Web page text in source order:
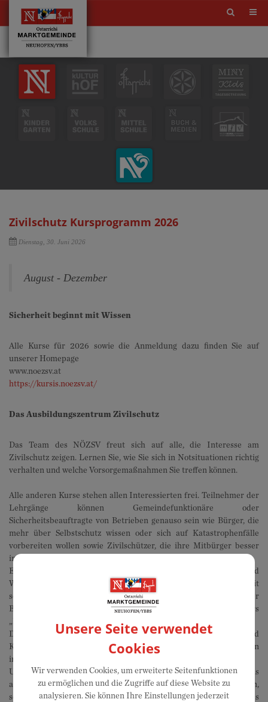
Site
Zivilschutz Kursprogramm 2026
Dienstag, 30. Juni 2026
August - Dezember
Sicherheit beginnt mit Wissen
Alle Kurse für 2026 sowie die Anmeldung dazu finden Sie auf
unserer Homepage
www.noezsv.at
https://kursis.noezsv.at/
Das Ausbildungszentrum Zivilschutz
Das Team des NÖZSV freut sich auf alle, die Interesse am
Zivilschutz zeigen. Lernen Sie, wie Sie sich in Notsituationen richtig
verhalten und welche Vorsorgemaßnahmen Sie treffen können.
Alle anderen Kurse stehen allen Interessierten frei. Teilnehmer der
Lehrgänge können Gemeindefunktionäre oder
Sicherheitsbeauftragte von Betrieben genauso sein wie Bürger, die
mehr über Selbstschutz wissen oder sich auf Katastrophenfälle
vorbereiten wollen sowie Zivilschützer, die ihre Mitbürger besser
informieren und motivieren möchten.
Ein Schwerpunkt liegt natürlich auch auf der Aus- und
Weiterbildung der Funktionäre des NÖ Zivilschutzverbandes. Damit
sollen sie in die Lage versetzt werden, den Selbstschutz der
Bevölkerung aufzubauen. Hier empfehlen wir speziell den Fachkurs
„Funktionärslehrgang“.
Die Ausbildungsreihe „Krisen- und
Katastrophenschutzmanagement Modul 1 und 2“ ist den Gemeinden
in Niederösterreich vorbehalten.
Unser Anspruch ist es, Kurse am Puls der Zeit und zu jeweils
aktuellen Themen anzubieten. Die Ausbildungen, die wir anbieten,
sollen möglichst vielen Bürgerinnen und Bürgern unseres Landes
Unsere Seite verwendet
Cookies
Wir verwenden Cookies, um erweiterte Seitenfunktionen
zu ermöglichen und die Zugriffe auf diese Website zu
analysieren. Sie können Ihre Einstellungen jederzeit